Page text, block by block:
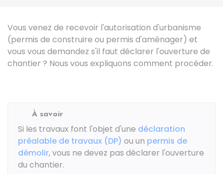
Vous venez de recevoir l'autorisation d'urbanisme
(permis de construire ou permis d'aménager) et
vous vous demandez s'il faut déclarer l'ouverture de
chantier ? Nous vous expliquons comment procéder.
À savoir
Si les travaux font l'objet d'une déclaration
préalable de travaux (DP) ou un permis de
démolir, vous ne devez pas déclarer l'ouverture
du chantier.